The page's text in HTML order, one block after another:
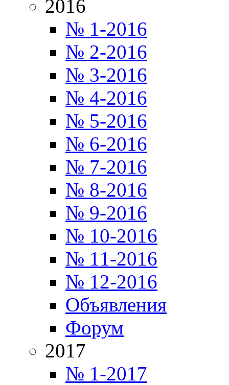
2016
№ 1-2016
№ 2-2016
№ 3-2016
№ 4-2016
№ 5-2016
№ 6-2016
№ 7-2016
№ 8-2016
№ 9-2016
№ 10-2016
№ 11-2016
№ 12-2016
Объявления
Форум
2017
№ 1-2017